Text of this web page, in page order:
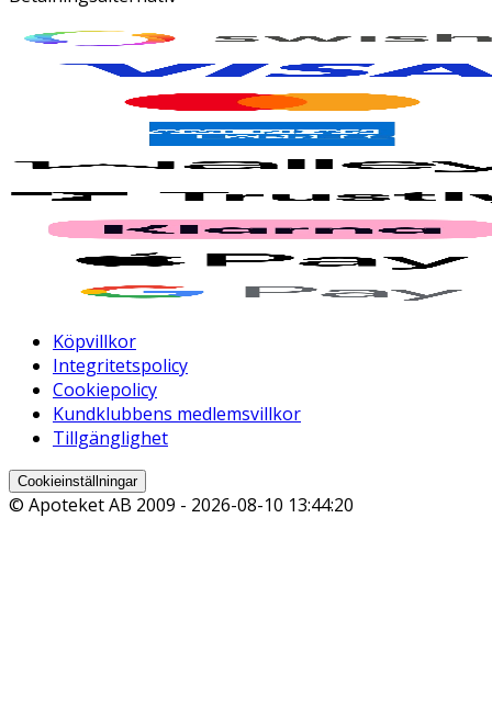
Köpvillkor
Integritetspolicy
Cookiepolicy
Kundklubbens medlemsvillkor
Tillgänglighet
Cookieinställningar
© Apoteket AB 2009 - 2026-08-10 13:44:20